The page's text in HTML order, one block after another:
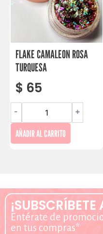
FLAKE CAMALEON ROSA
TURQUESA
$ 65
- +
AÑADIR AL CARRITO
Entérate de
en tus compras*